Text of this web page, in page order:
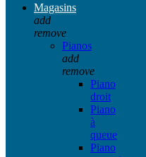
Magasins
add
remove
Pianos
add
remove
Piano
droit
Piano
à
queue
Piano